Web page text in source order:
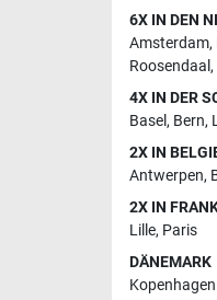
6X IN DEN
Amsterdam,
Roosendaal,
4X IN DER
Basel, Bern,
2X IN
Antwerpen,
2X IN
Lille, Paris
DÄNEMARK
Kopenhagen